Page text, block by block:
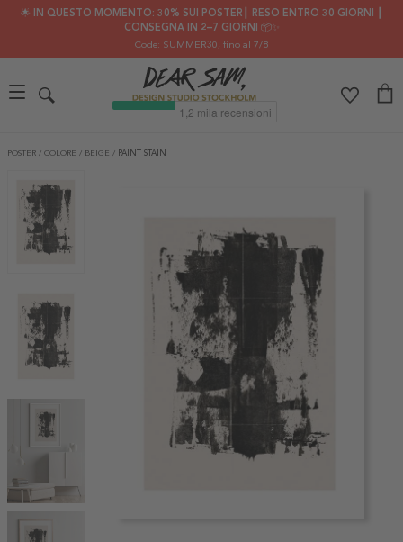
🌟 IN QUESTO MOMENTO: 30% SUI POSTER┃ RESO ENTRO 30 GIORNI ┃
CONSEGNA IN 2–7 GIORNI 📦✨
Code: SUMMER30, fino al 7/8
POSTER / COLORE / BEIGE / PAINT STAIN